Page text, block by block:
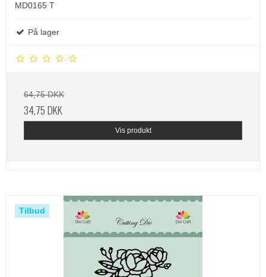
MD0165 T
På lager
64,75 DKK
34,75 DKK
Vis produkt
Tilbud